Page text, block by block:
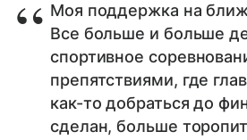
Моя поддержка на
Все больше и больше
спортивное
препятствиями, где
как-то добраться до
сделан, больше